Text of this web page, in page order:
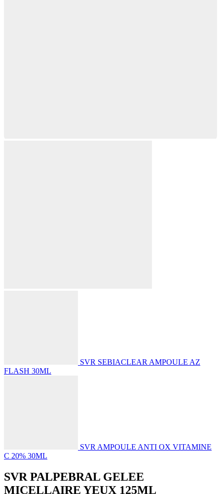
SVR SEBIACLEAR AMPOULE AZ
FLASH 30ML
SVR AMPOULE ANTI OX VITAMINE
C 20% 30ML
SVR PALPEBRAL GELEE
MICELLAIRE YEUX 125ML